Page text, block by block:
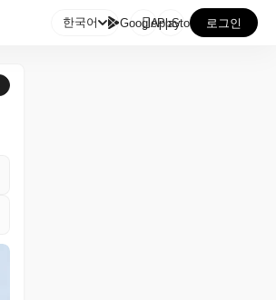
한국어 GooglePlay
AppStore 로그인